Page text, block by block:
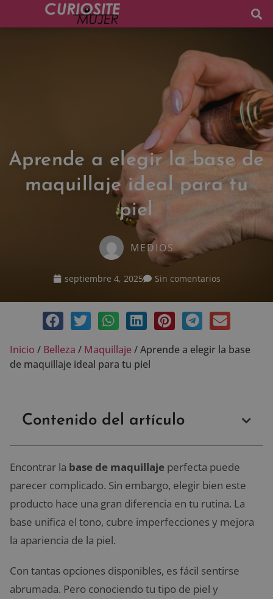
Aprende a elegir la base de
maquillaje ideal para tu
piel
MEDIOS
septiembre 4, 2025 Sin comentarios
Inicio / Belleza / Maquillaje/Aprende a elegir la base
de maquillaje ideal para tu piel
Contenido del artículo
Encontrar la base de maquillaje perfecta puede
parecer complicado. Sin embargo, elegir bien este
producto hace una gran diferencia en tu rutina. La
base unifica el tono, cubre imperfecciones y mejora
la apariencia de la piel.
Con tantas opciones disponibles, es fácil sentirse
abrumada. Pero conociendo tu tipo de piel y